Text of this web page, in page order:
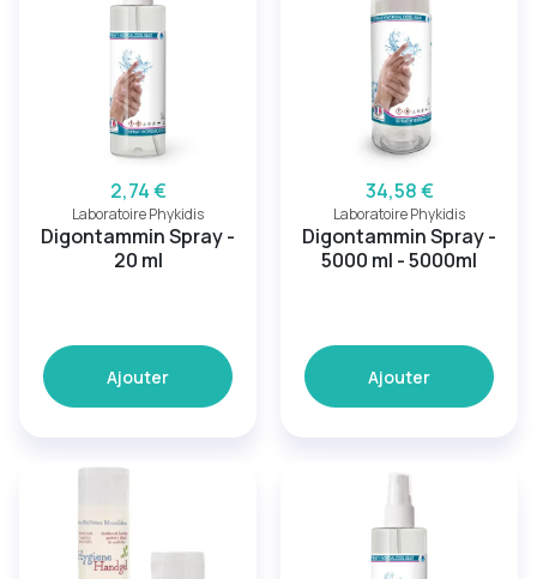
2,74 €
Laboratoire Phykidis
Digontammin Spray -
20 ml
Ajouter
34,58 €
Laboratoire Phykidis
Digontammin Spray -
5000 ml - 5000ml
Ajouter